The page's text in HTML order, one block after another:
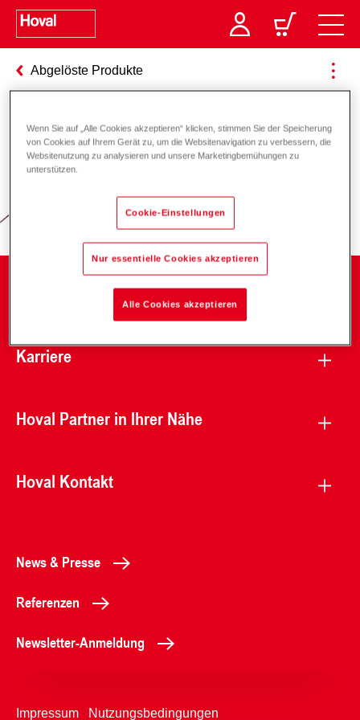
Abgelöste Produkte
Verantwortung für Energie und
Karriere
Hoval Partner in Ihrer Nähe
Hoval Kontakt
News & Presse
Referenzen
Newsletter-Anmeldung
Impressum Nutzungsbedingungen
Wenn Sie auf „Alle Cookies akzeptieren“ klicken, stimmen Sie der Speicherung
von Cookies auf Ihrem Gerät zu, um die Websitenavigation zu verbessern, die
Websitenutzung zu analysieren und unsere Marketingbemühungen zu
unterstützen.
Cookie-Einstellungen
Nur essentielle Cookies akzeptieren
Alle Cookies akzeptieren